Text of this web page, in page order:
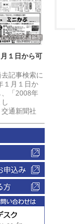
１日から可
記事検索に
１月１日か
「2008年
聞社